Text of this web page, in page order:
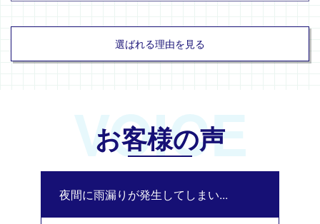
選ばれる理由を見る
VOICE
お客様の声
夜間に雨漏りが発生してしまい...